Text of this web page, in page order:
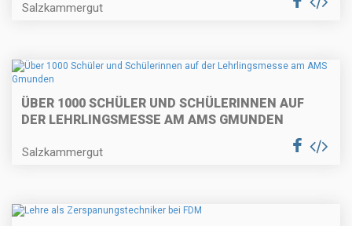
Salzkammergut
ÜBER 1000 SCHÜLER UND SCHÜLERINNEN AUF
DER LEHRLINGSMESSE AM AMS GMUNDEN
Salzkammergut